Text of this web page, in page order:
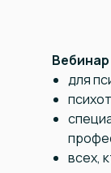
для
всех,